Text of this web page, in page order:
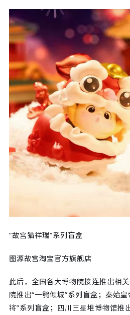
“故宫猫祥瑞”系列盲盒
图源故宫淘宝官方旗舰店
此后，全国各大博物院接连推出相
院推出“一鸮倾城”系列盲盒；秦始
将”系列盲盒；四川三星堆博物馆推